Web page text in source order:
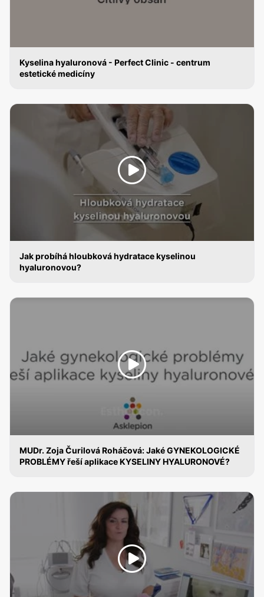
Kyselina hyaluronová - Perfect Clinic - centrum
estetické medicíny
Jak probíhá hloubková hydratace kyselinou
hyaluronovou?
MUDr. Zoja Čurilová Roháčová: Jaké GYNEKOLOGICKÉ
PROBLÉMY řeší aplikace KYSELINY HYALURONOVÉ?